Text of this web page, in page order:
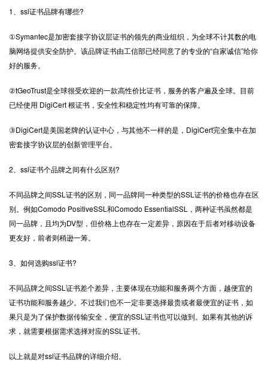
1、ssl证书品牌有哪些?
①Symantec是加密套接字协议层证书的领先的商业组织，为全球不计其数的电
脑网络提供安全防护。该品牌证书由工信部已经同意了的专业的“自家诚信”给你
好的服务。
②tGeoTrust是全球很受欢迎的一款高性价比证书，服务的客户遍及全球。目前
已经使用 DigiCert 根证书，安全性和稳定性均有可靠的保障。
③DigiCert是美国老牌的认证中心，与其他不一样的是，DigiCert完全集中在加
密套接字协议层的创新管理平台。
2、ssl证书个品牌之间有什么区别?
不同品牌之间SSL证书的区别，同一品牌同一种类型的SSL证书的价格也存在区
别。例如Comodo PositiveSSL和Comodo EssentialSSL，两种证书虽然都是
同一品牌，且均为DV型，但价格上也存在一定差异，原因在于后者对移动设备
更友好，前者则稍逊一筹。
3、如何选购ssl证书?
不同品牌之间SSL证书差个差异，主要体现在功能和服务两个方面，越便宜的
证书功能和服务越少。不过我们也不一定非要选择最贵或者最便宜的证书，如
果只是为了保护数据传输安全，便宜的SSL证书也可以做到。如果有其他的诉
求，就需要根据需求选择对应的SSL证书。
以上就是对ssl证书品牌的详细介绍。